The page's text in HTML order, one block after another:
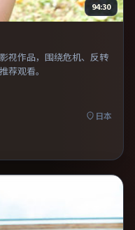
94:30
视作品，围绕危机、反转
荐观看。
日本